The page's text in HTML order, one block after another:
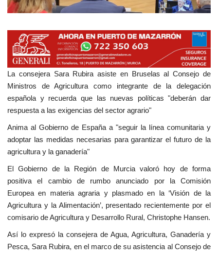
La consejera Sara Rubira asiste en Bruselas al Consejo de
Ministros de Agricultura como integrante de la delegación
española y recuerda que las nuevas políticas "deberán dar
respuesta a las exigencias del sector agrario"
Anima al Gobierno de España a "seguir la línea comunitaria y
adoptar las medidas necesarias para garantizar el futuro de la
agricultura y la ganadería"
El Gobierno de la Región de Murcia valoró hoy de forma
positiva el cambio de rumbo anunciado por la Comisión
Europea en materia agraria y plasmado en la ‘Visión de la
Agricultura y la Alimentación’, presentado recientemente por el
comisario de Agricultura y Desarrollo Rural, Christophe Hansen.
Así lo expresó la consejera de Agua, Agricultura, Ganadería y
Pesca, Sara Rubira, en el marco de su asistencia al Consejo de